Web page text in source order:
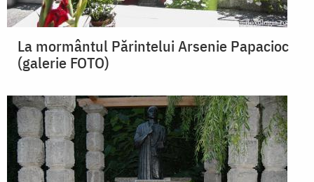
La mormântul Părintelui Arsenie Papacioc
(galerie FOTO)